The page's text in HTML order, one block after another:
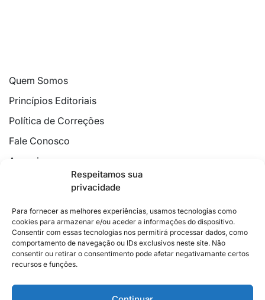
Respeitamos sua
privacidade
Para fornecer as melhores experiências, usamos tecnologias como
cookies para armazenar e/ou aceder a informações do dispositivo.
Consentir com essas tecnologias nos permitirá processar dados, como
comportamento de navegação ou IDs exclusivos neste site. Não
consentir ou retirar o consentimento pode afetar negativamante certos
recursos e funções.
Quem Somos
Princípios Editoriais
Política de Correções
Fale Conosco
Anuncie
Política de Cookies
2026 © Feito com
no Espírito Santo.